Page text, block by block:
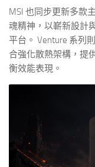
MSI 也同步更新多款
魂精神，以嶄新設計
平台。 Venture 系列
合強化散熱架構，提
衡效能表現。